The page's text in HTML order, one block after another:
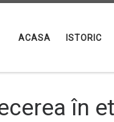
ACASA ISTORIC
în